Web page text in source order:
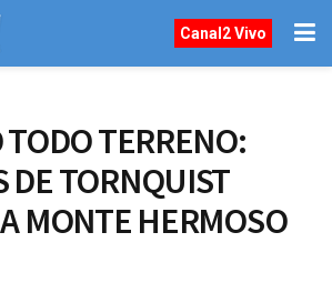
Canal2 Vivo
TERRENO:
DE TORNQUIST
MONTE HERMOSO